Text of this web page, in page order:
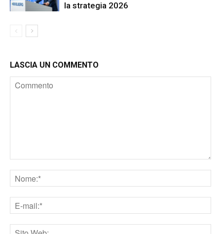
la strategia 2026
LASCIA UN COMMENTO